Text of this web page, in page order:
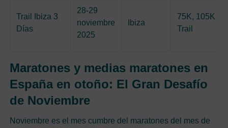
Trail Ibiza 3
Días
28-29
noviembre
2025
Ibiza
75K, 105K
Trail
Maratones y medias maratones en
España en otoño: El Gran Desafío
de Noviembre
Noviembre es el mes cumbre del maratones del mes de